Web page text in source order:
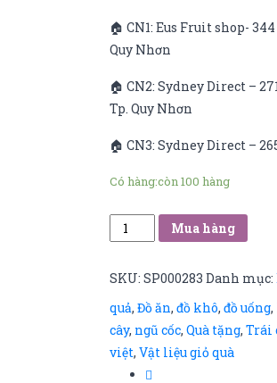
🏠 CN1: Eus Fruit shop-
Quy Nhơn
🏠 CN2: Sydney Direct –
Tp. Quy Nhơn
🏠 CN3: Sydney Direct –
Có hàng:còn 100 hàng
bánh
white
castle
lượng
Mua hàng
SKU: SP000283 Danh mục:
quả,Đồ ăn,đồ khô,đồ uống,
cây, ngũ cốc,Quà tặng,Trái
việt,Vật liệu giỏ quà